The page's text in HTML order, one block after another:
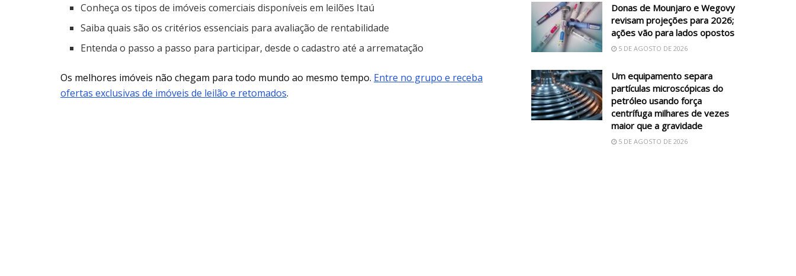
Conheça os tipos de imóveis comerciais disponíveis em leilões Itaú
Saiba quais são os critérios essenciais para avaliação de rentabilidade
Entenda o passo a passo para participar, desde o cadastro até a arrematação
Os melhores imóveis não chegam para todo mundo ao mesmo tempo. Entre no grupo e receba
ofertas exclusivas de imóveis de leilão e retomados.
Donas de Mounjaro e Wegovy
revisam projeções para 2026;
ações vão para lados opostos
5 DE AGOSTO DE 2026
Um equipamento separa
partículas microscópicas do
petróleo usando força
centrífuga milhares de vezes
maior que a gravidade
5 DE AGOSTO DE 2026